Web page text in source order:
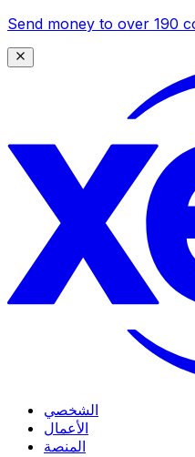
Send money to over 190
الشخصي
الأعمال
المنصة